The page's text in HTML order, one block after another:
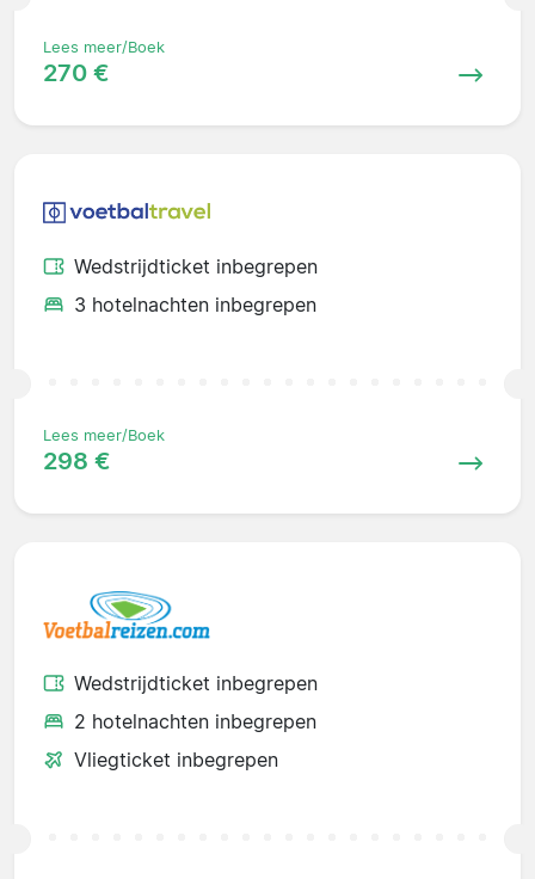
Lees meer/Boek
270 €
Wedstrijdticket inbegrepen
3 hotelnachten inbegrepen
Lees meer/Boek
298 €
Wedstrijdticket inbegrepen
2 hotelnachten inbegrepen
Vliegticket inbegrepen